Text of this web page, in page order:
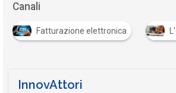
Canali
Fatturazione elettronica
InnovAttori